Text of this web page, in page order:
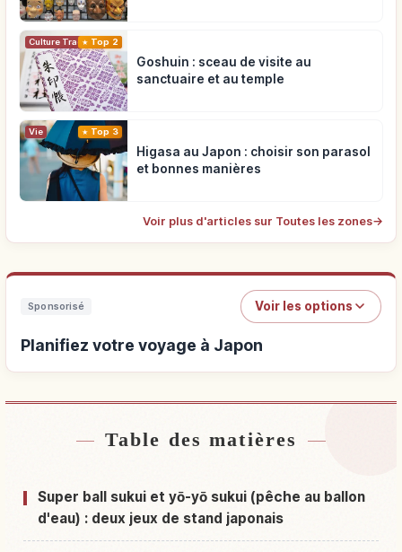
Culture Traditionnelle
Top 2
Goshuin : sceau de visite au
sanctuaire et au temple
Vie Top 3
Higasa au Japon : choisir son parasol
et bonnes manières
Voir plus d'articles sur Toutes les zones→
Sponsorisé Voir les options
Planifiez votre voyage à Japon
Hébergements près de Japon
Activités à Japon↗
Table des matières
Super ball sukui et yō-yō sukui (pêche au ballon
d'eau) : deux jeux de stand japonais